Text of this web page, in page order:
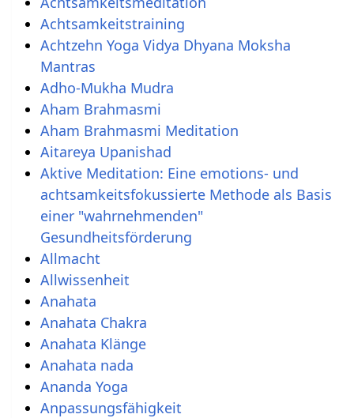
Achtsamkeitstraining
Achtzehn Yoga Vidya Dhyana Moksha
Mantras
Adho-Mukha Mudra
Aham Brahmasmi
Aham Brahmasmi Meditation
Aitareya Upanishad
Aktive Meditation: Eine emotions- und
achtsamkeitsfokussierte Methode als Basis
einer "wahrnehmenden"
Gesundheitsförderung
Allmacht
Allwissenheit
Anahata
Anahata Chakra
Anahata Klänge
Anahata nada
Ananda Yoga
Anpassungsfähigkeit